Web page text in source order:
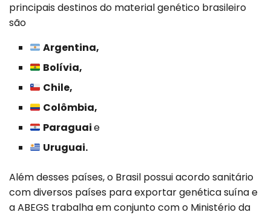
principais destinos do material genético brasileiro
são
Argentina,
Bolívia,
Chile,
Colômbia,
Paraguaie
Uruguai.
Além desses países, o Brasil possui acordo sanitário
com diversos países para exportar genética suína e
a ABEGS trabalha em conjunto com o Ministério da